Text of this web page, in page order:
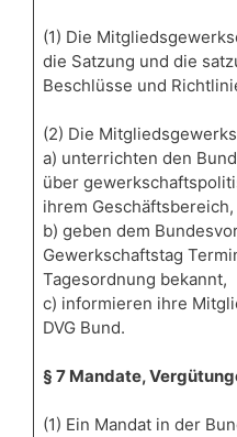
(1) Die
die Satzung und die
Beschlüsse und
(2) Die
a) unterrichten den
über
ihrem Geschäftsbereich,
b) geben dem
Gewerkschaftstag
Tagesordnung bekannt,
c) informieren ihre
DVG Bund.
§ 7 Mandate,
(1) Ein Mandat in der